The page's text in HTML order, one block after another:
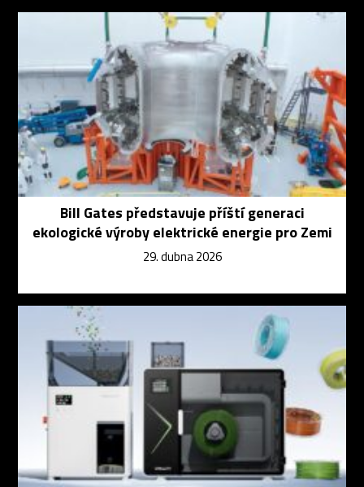
Bill Gates představuje příští generaci
ekologické výroby elektrické energie pro Zemi
29. dubna 2026